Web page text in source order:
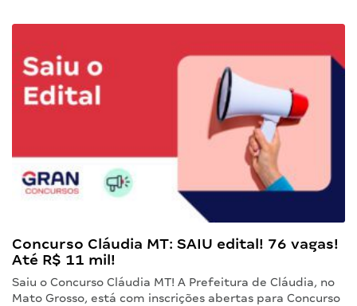
Concurso Cláudia MT: SAIU edital! 76 vagas!
Até R$ 11 mil!
Saiu o Concurso Cláudia MT! A Prefeitura de Cláudia, no
Mato Grosso, está com inscrições abertas para Concurso